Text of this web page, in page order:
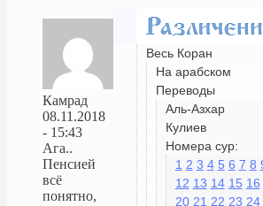
Весь Коран
На арабском
Переводы
Аль-Азхар
Кулиев
Номера сур:
1 2 3 4 5 6 7 8
12 13 14 15 16
20 21 22 23 24
Камрад
08.11.2018
- 15:43
Ага..
Пенсией
всё
понятно,